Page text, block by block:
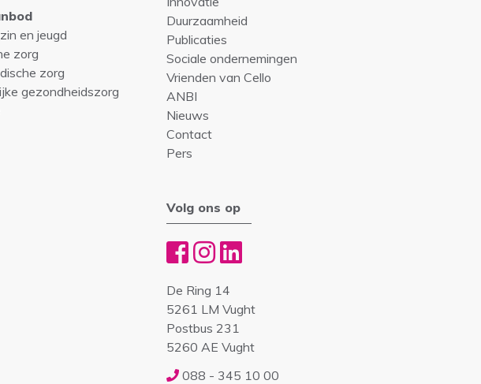
en jeugd
zorg
zorg
gezondheidszorg
Duurzaamheid
Publicaties
Sociale ondernemingen
Vrienden van Cello
ANBI
Nieuws
Contact
Pers
Volg ons op
De Ring 14
5261 LM Vught
Postbus 231
5260 AE Vught
088 - 345 10 00